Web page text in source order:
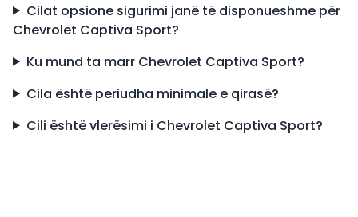
Cilat opsione sigurimi janë të disponueshme për
Chevrolet Captiva Sport?
Ku mund ta marr Chevrolet Captiva Sport?
Cila është periudha minimale e qirasë?
Cili është vlerësimi i Chevrolet Captiva Sport?